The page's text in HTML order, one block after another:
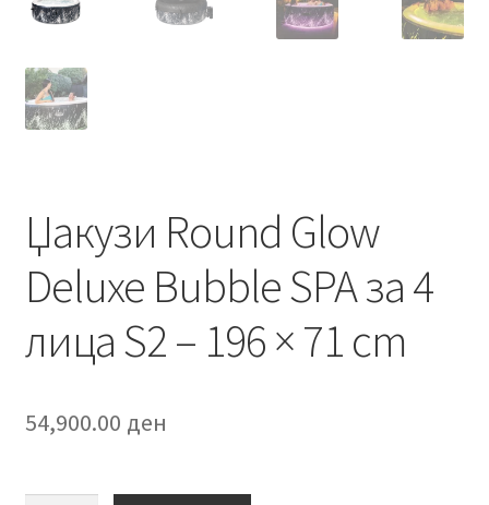
Џакузи Round Glow
Deluxe Bubble SPA за 4
лица S2 – 196 × 71 cm
54,900.00 ден